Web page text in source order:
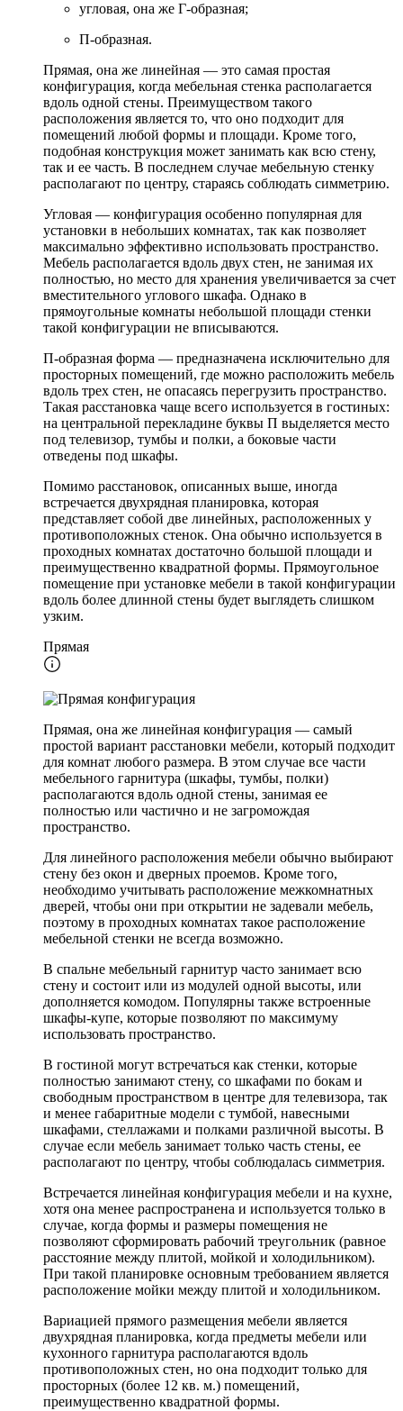
угловая, она же Г-образная;
П-образная.
Прямая, она же линейная — это самая простая
конфигурация, когда мебельная стенка располагается
вдоль одной стены. Преимуществом такого
расположения является то, что оно подходит для
помещений любой формы и площади. Кроме того,
подобная конструкция может занимать как всю стену,
так и ее часть. В последнем случае мебельную стенку
располагают по центру, стараясь соблюдать симметрию.
Угловая — конфигурация особенно популярная для
установки в небольших комнатах, так как позволяет
максимально эффективно использовать пространство.
Мебель располагается вдоль двух стен, не занимая их
полностью, но место для хранения увеличивается за счет
вместительного углового шкафа. Однако в
прямоугольные комнаты небольшой площади стенки
такой конфигурации не вписываются.
П-образная форма — предназначена исключительно для
просторных помещений, где можно расположить мебель
вдоль трех стен, не опасаясь перегрузить пространство.
Такая расстановка чаще всего используется в гостиных:
на центральной перекладине буквы П выделяется место
под телевизор, тумбы и полки, а боковые части
отведены под шкафы.
Помимо расстановок, описанных выше, иногда
встречается двухрядная планировка, которая
представляет собой две линейных, расположенных у
противоположных стенок. Она обычно используется в
проходных комнатах достаточно большой площади и
преимущественно квадратной формы. Прямоугольное
помещение при установке мебели в такой конфигурации
вдоль более длинной стены будет выглядеть слишком
узким.
Прямая
Прямая, она же линейная конфигурация — самый
простой вариант расстановки мебели, который подходит
для комнат любого размера. В этом случае все части
мебельного гарнитура (шкафы, тумбы, полки)
располагаются вдоль одной стены, занимая ее
полностью или частично и не загромождая
пространство.
Для линейного расположения мебели обычно выбирают
стену без окон и дверных проемов. Кроме того,
необходимо учитывать расположение межкомнатных
дверей, чтобы они при открытии не задевали мебель,
поэтому в проходных комнатах такое расположение
мебельной стенки не всегда возможно.
В спальне мебельный гарнитур часто занимает всю
стену и состоит или из модулей одной высоты, или
дополняется комодом. Популярны также встроенные
шкафы-купе, которые позволяют по максимуму
использовать пространство.
В гостиной могут встречаться как стенки, которые
полностью занимают стену, со шкафами по бокам и
свободным пространством в центре для телевизора, так
и менее габаритные модели с тумбой, навесными
шкафами, стеллажами и полками различной высоты. В
случае если мебель занимает только часть стены, ее
располагают по центру, чтобы соблюдалась симметрия.
Встречается линейная конфигурация мебели и на кухне,
хотя она менее распространена и используется только в
случае, когда формы и размеры помещения не
позволяют сформировать рабочий треугольник (равное
расстояние между плитой, мойкой и холодильником).
При такой планировке основным требованием является
расположение мойки между плитой и холодильником.
Вариацией прямого размещения мебели является
двухрядная планировка, когда предметы мебели или
кухонного гарнитура располагаются вдоль
противоположных стен, но она подходит только для
просторных (более 12 кв. м.) помещений,
преимущественно квадратной формы.